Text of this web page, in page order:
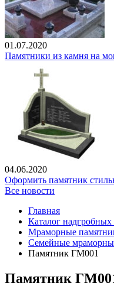
01.07.2020
Памятники из камня на
04.06.2020
Оформить памятник
Все новости
Главная
Каталог
Мраморные
Семейные
Памятник ГМ001
Памятник